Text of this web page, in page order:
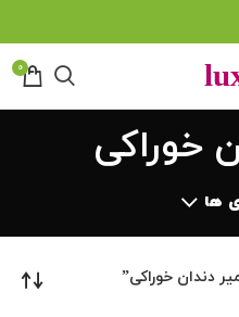
0
خوراکی
ها
دندان خوراکی”